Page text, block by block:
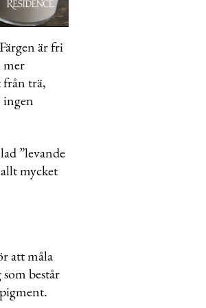
är fri
mer
från trä,
ingen
”levande
mycket
att måla
består